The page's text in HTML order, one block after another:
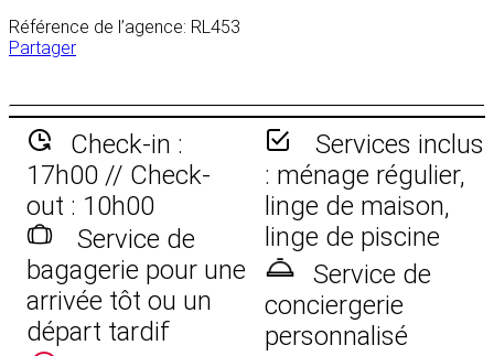
Référence de l’agence: RL453
Partager
Check-in :
17h00 // Check-
out : 10h00
Service de
bagagerie pour une
arrivée tôt ou un
départ tardif
Services inclus
: ménage régulier,
linge de maison,
linge de piscine
Service de
conciergerie
personnalisé